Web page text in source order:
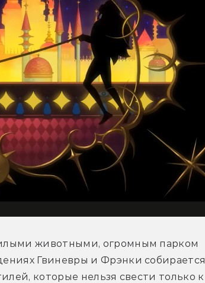
животными, огромным парком
Гвиневры и Фрэнки собирается
которые нельзя свести только к